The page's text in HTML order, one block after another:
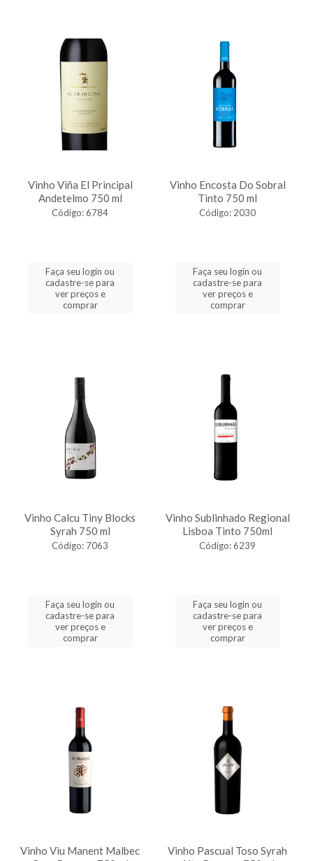
Vinho Viña El Principal
Andetelmo 750 ml
Código: 6784
Faça seu login ou
cadastre-se para
ver preços e
comprar
Vinho Encosta Do Sobral
Tinto 750 ml
Código: 2030
Faça seu login ou
cadastre-se para
ver preços e
comprar
Vinho Calcu Tiny Blocks
Syrah 750 ml
Código: 7063
Faça seu login ou
cadastre-se para
ver preços e
comprar
Vinho Sublinhado Regional
Lisboa Tinto 750ml
Código: 6239
Faça seu login ou
cadastre-se para
ver preços e
comprar
Vinho Viu Manent Malbec
Vinho Pascual Toso Syrah